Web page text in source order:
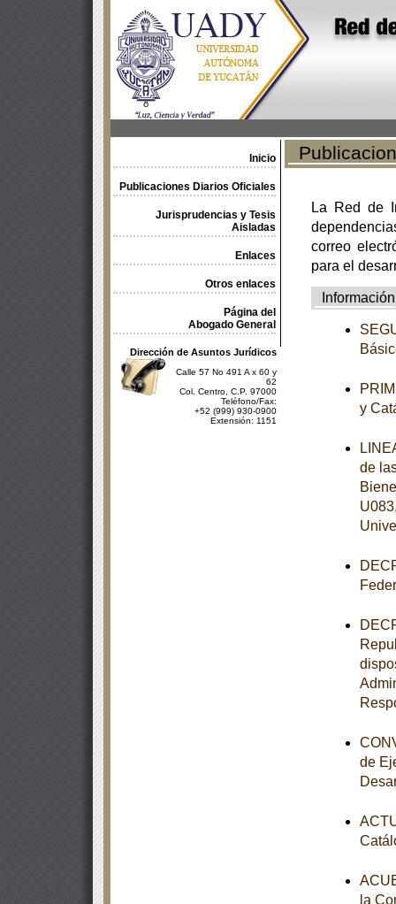
Inicio
Publicaciones Diarios Oficiales
Jurisprudencias y Tesis
Aisladas
Enlaces
Otros enlaces
Página del
Abogado General
Dirección de Asuntos Jurídicos
Calle 57 No 491 A x 60 y
62
Col. Centro, C.P. 97000
Teléfono/Fax:
+52 (999) 930-0900
Extensión: 1151
La Red de
correo
para el
Información
y
de
de
la